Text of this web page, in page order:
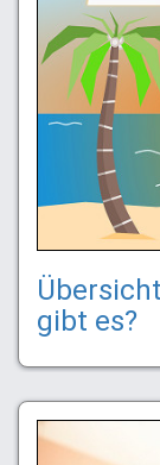
gibt es?